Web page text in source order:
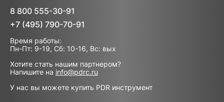
8 800 555-30-91
+7 (495) 790-70-91
Время работы:
Пн-Пт: 9-19, Сб: 10-16, Вс: вых
Хотите стать нашим партнером?
Напишите на info@pdrc.ru
У нас вы можете купить PDR инструмент